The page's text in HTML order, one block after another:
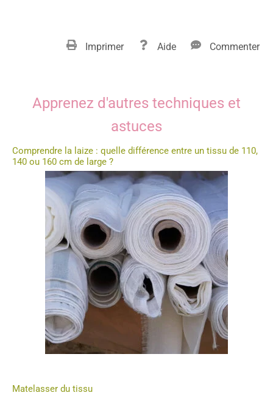
Imprimer Aide Commenter
Apprenez d'autres techniques et
astuces
Comprendre la laize : quelle différence entre un tissu de 110,
140 ou 160 cm de large ?
Matelasser du tissu